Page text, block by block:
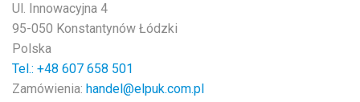
Ul. Innowacyjna 4
95-050 Konstantynów Łódzki
Polska
Tel.: +48 607 658 501
Zamówienia: handel@elpuk.com.pl